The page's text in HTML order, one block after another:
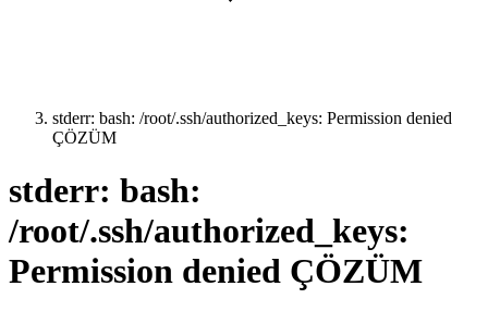
stderr: bash: /root/.ssh/authorized_keys: Permission denied
ÇÖZÜM
stderr: bash:
/root/.ssh/authorized_keys:
Permission denied ÇÖZÜM